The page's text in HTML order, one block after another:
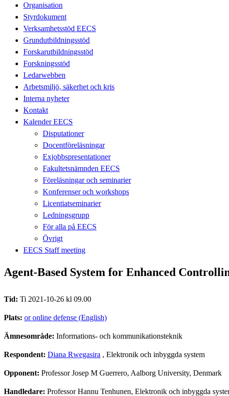
Organisation
Styrdokument
Verksamhetsstöd EECS
Grundutbildningsstöd
Forskarutbildningsstöd
Forskningsstöd
Ledarwebben
Arbetsmiljö, säkerhet och kris
Interna nyheter
Kontakt
Kalender EECS
Disputationer
Docentföreläsningar
Exjobbspresentationer
Fakultetsnämnden EECS
Föreläsningar och seminarier
Konferenser och workshops
Licentiatseminarier
Ledningsgrupp
För alla på EECS
Övrigt
EECS Staff meeting
Agent-Based System for Enhanced
Tid: Ti 2021-10-26 kl 09.00
Plats: or online defense (English)
Ämnesområde: Informations- och kommunikationsteknik
Respondent: Diana Rwegasira , Elektronik och inbyggda system
Opponent: Professor Josep M Guerrero, Aalborg University, Denmark
Handledare: Professor Hannu Tenhunen, Elektronik och inbyggda